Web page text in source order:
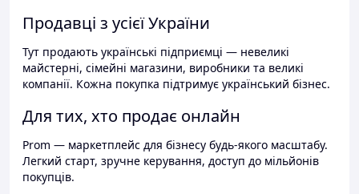
Продавці з усієї України
Тут продають українські підприємці — невеликі
майстерні, сімейні магазини, виробники та великі
компанії. Кожна покупка підтримує український бізнес.
Для тих, хто продає онлайн
Prom — маркетплейс для бізнесу будь-якого масштабу.
Легкий старт, зручне керування, доступ до мільйонів
покупців.